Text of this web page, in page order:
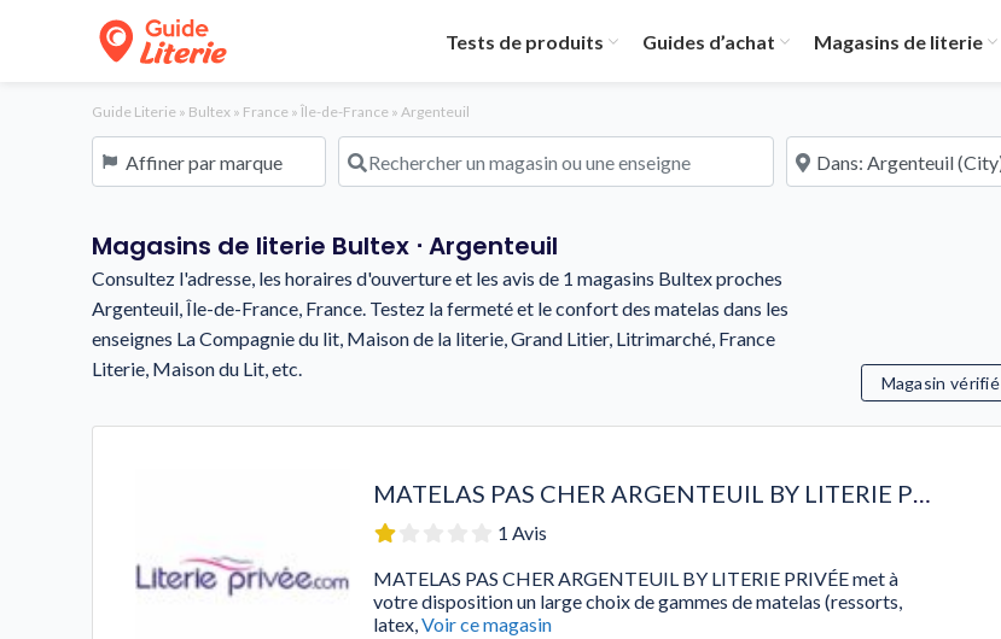
Tests de produits Guides d’achat Magasins de literie
Guide Literie » Bultex » France » Île-de-France » Argenteuil
Affiner par marque Rechercher un magasin ou une enseigne À proximité de
Magasins de literie Bultex ⋅ Argenteuil
Consultez l'adresse, les horaires d'ouverture et les avis de 1 magasins Bultex proches
Argenteuil, Île-de-France, France. Testez la fermeté et le confort des matelas dans les
enseignes La Compagnie du lit, Maison de la literie, Grand Litier, Litrimarché, France
Literie, Maison du Lit, etc.
Magasin vérifié
MATELAS PAS CHER ARGENTEUIL BY LITERIE PRIVÉE
1 Avis
MATELAS PAS CHER ARGENTEUIL BY LITERIE PRIVÉE met à
votre disposition un large choix de gammes de matelas (ressorts,
latex,Voir ce magasin